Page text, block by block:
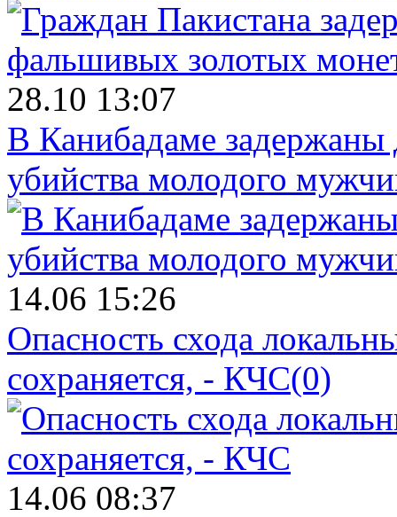
28.10 13:07
В Канибадаме задержаны
убийства молодого
14.06 15:26
Опасность схода
сохраняется, - КЧС(0)
14.06 08:37